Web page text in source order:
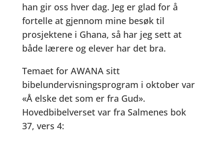
han gir oss hver dag. Jeg er glad for å
fortelle at gjennom mine besøk til
prosjektene i Ghana, så har jeg sett at
både lærere og elever har det bra.
Temaet for AWANA sitt
bibelundervisningsprogram i oktober var
«Å elske det som er fra Gud».
Hovedbibelverset var fra Salmenes bok
37, vers 4: